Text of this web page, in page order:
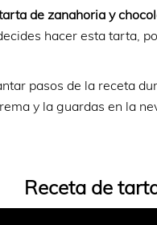
de zanahoria y
hacer esta tarta,
pasos de la receta
y la guardas en la
Receta de